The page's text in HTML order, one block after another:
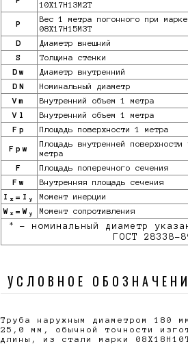
10X17Н13М2Т
P
Вес 1 метра погонного при
08Х17Н15М3Т
D Диаметр внешний
S
Толщина стенки
Dw
Диаметр внутренний
DN
Номинальный диаметр
Vm Внутренний объем 1 метра
Vl
Внутренний объем 1 метра
Fp
Площадь поверхности 1 метра
Fpw
Площадь внутренней поверхности
метра
F Площадь поперечного сечения
Fw
Внутренняя площадь сечения
I x =I y Момент инерции
W x =W y Момент сопротивления
*
- номинальный диаметр
ГОСТ 28338-
УСЛОВНОЕ
Труба наружным диаметром 180
25,0 мм, обычной точности
длины, из стали марки